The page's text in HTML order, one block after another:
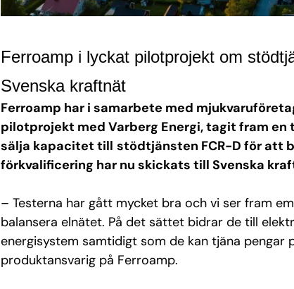
Ferroamp i lyckat pilotprojekt om
Svenska kraftnät
Ferroamp har i samarbete med
pilotprojekt med Varberg Energi, tagit fram en
sälja kapacitet till stödtjänsten FCR-D för att
förkvalificering har nu skickats till Svenska
– Testerna har gått mycket bra och vi ser fram
balansera elnätet. På det sättet bidrar de till
energisystem samtidigt som de kan tjäna pengar
produktansvarig på Ferroamp.